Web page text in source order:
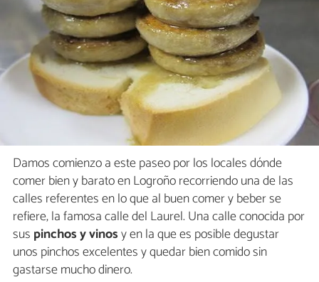
Damos comienzo a este paseo por los locales dónde
comer bien y barato en Logroño recorriendo una de las
calles referentes en lo que al buen comer y beber se
refiere, la famosa calle del Laurel. Una calle conocida por
sus pinchos y vinosy en la que es posible degustar
unos pinchos excelentes y quedar bien comido sin
gastarse mucho dinero.